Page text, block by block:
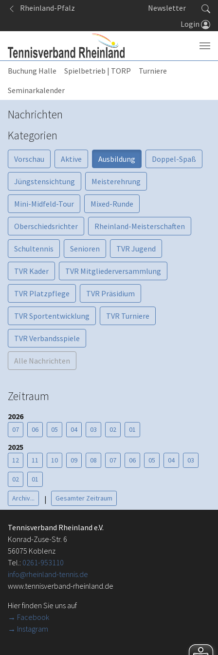
Springe zum Seiteninhalt
Rheinland-Pfalz
Newsletter
Login
Buchung Halle Spielbetrieb | TORP
Turniere
Seminarkalender
Nachrichten
Kategorien
Vorschau Aktive Ausbildung Doppel-Spaß
Jüngstensichtung Meisterehrung
Mini-Midfeld-Tour Mixed-Runde
Oberschiedsrichter Rheinland-Meisterschaften
Schultennis Senioren TVR Jugend
TVR Kader TVR Mitgliederversammlung
TVR Platzpflege TVR Präsidium
TVR Sportentwicklung TVR Turniere
TVR Verbandsspiele
Alle Nachrichten
Zeitraum
2026
07 06 05 04 03 02 01
2025
12 11 10 09 08 07 06 05 04 03
02 01
Archiv... | Gesamter Zeitraum
Tennisverband Rheinland e.V.
Konrad-Zuse-Str. 6
56075 Koblenz
Tel.: 0261-953110
info@rheinland-tennis.de
www.tennisverband-rheinland.de
Hier finden Sie uns auf
→ Facebook
→ Instagram